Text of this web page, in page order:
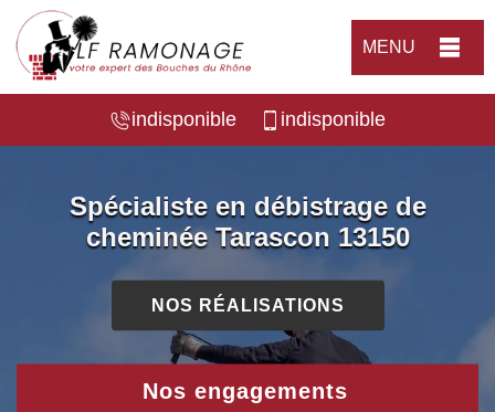
MENU
indisponible indisponible
Spécialiste en débistrage de
cheminée Tarascon 13150
NOS RÉALISATIONS
Nos engagements